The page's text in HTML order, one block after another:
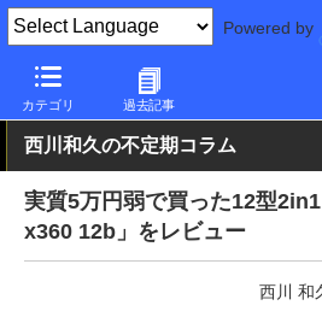
Powered by
カテゴリ 過去記事
PC Watch パソコン/タブレット/スマ
西川和久の不定期コラム
実質5万円弱で買った12型
x360 12b」をレビュー
西川 和